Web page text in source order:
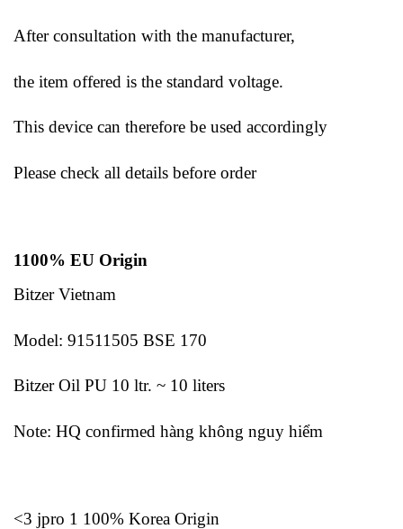
After consultation with the manufacturer,
the item offered is the standard voltage.
This device can therefore be used accordingly
Please check all details before order
1100% EU Origin
Bitzer Vietnam
Model: 91511505 BSE 170
Bitzer Oil PU 10 ltr. ~ 10 liters
Note: HQ confirmed hàng không nguy hiểm
<3 jpro 1 100% Korea Origin